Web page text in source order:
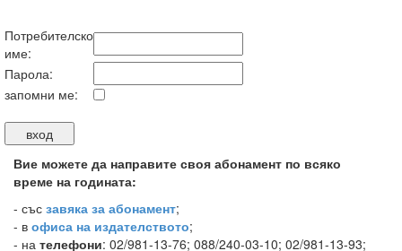
Потребителско
име:
Парола:
запомни ме:
Вие можете да направите своя абонамент по всяко
време на годината:
- със завяка за абонамент;
- в офиса на издателството;
- на телефони: 02/981-13-76; 088/240-03-10; 02/981-13-93;